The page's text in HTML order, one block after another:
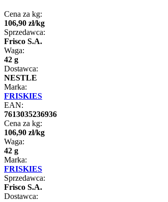
Cena za kg:
106,90 zł/kg
Sprzedawca:
Frisco S.A.
Waga:
42 g
Dostawca:
NESTLE
Marka:
FRISKIES
EAN:
7613035236936
Cena za kg:
106,90 zł/kg
Waga:
42 g
Marka:
FRISKIES
Sprzedawca:
Frisco S.A.
Dostawca: